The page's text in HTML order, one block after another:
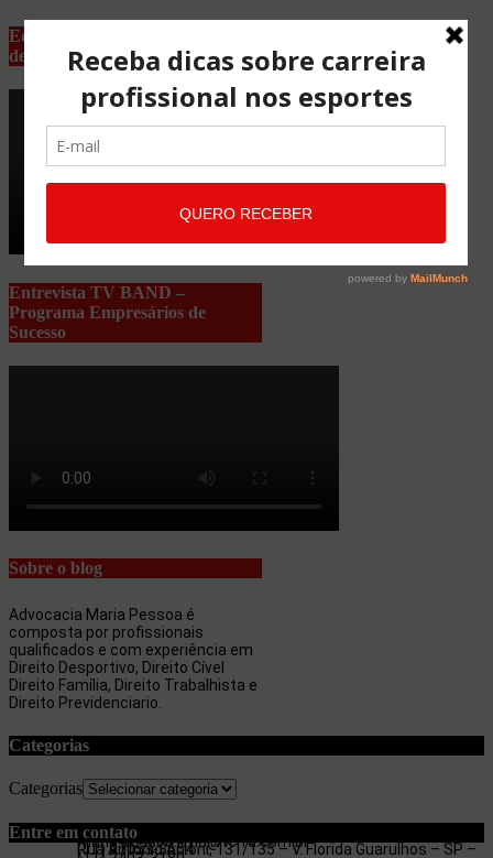
Equipe Advocacia Maria Pessoa
de Lima
Entrevista TV BAND –
Programa Empresários de
Sucesso
Sobre o blog
Advocacia Maria Pessoa é
composta por profissionais
qualificados e com experiência em
Direito Desportivo, Direito Cível
Direito Família, Direito Trabalhista e
Direito Previdenciario.
Categorias
Categorias
Entre em contato
Rua Antonio Artoni, 131/135 – V. Florida Guarulhos – SP –
(11) 97053-3654
maria.pessoa.lima@terra.com.br